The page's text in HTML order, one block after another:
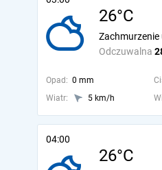
26°C
Odczuwalna
Opad: 0 mm
Wiatr:
5 km/h
04:00
26°C